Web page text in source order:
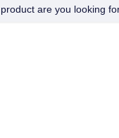
are you looking